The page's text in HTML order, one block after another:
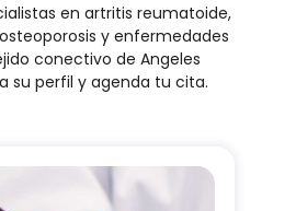
en artritis reumatoide,
y enfermedades
conectivo de Angeles
su perfil y agenda tu cita.